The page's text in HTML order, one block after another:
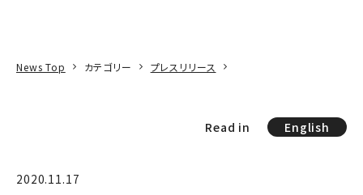
News Top カテゴリー プレスリリース
Read in English
2020.11.17